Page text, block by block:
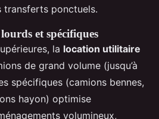
transferts ponctuels.
et spécifiques
la location utilitaire
de grand volume (jusqu’à
spécifiques (camions bennes,
hayon) optimise
volumineux,